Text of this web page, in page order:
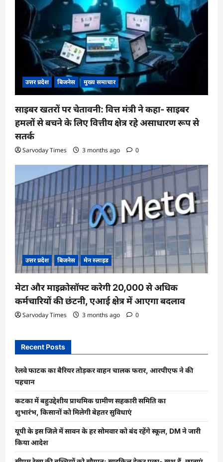
उत्तर प्रदेश बिजनेस मुख्य समाचार
साइबर खतरों पर चेतावनी: वित्त मंत्री ने कहा- साइबर
हमलों से बचने के लिए वित्तीय क्षेत्र रहे असाधारण रूप से
सतर्क
Sarvoday Times 3 months ago 0
उत्तर प्रदेश बिजनेस मेन स्लाइड
मेटा और माइक्रोसॉफ्ट करेगी 20,000 से अधिक
कर्मचारियों की छंटनी, एआई क्षेत्र में आएगा बदलाव
Sarvoday Times 3 months ago 0
Recent Posts
रेलवे फाटक का बैरियर तोड़कर वाहन चालक फरार, आरपीएफ ने की
पहचान
कटका में बहुउद्देशीय प्राथमिक ग्रामीण सहकारी समिति का
शुभारंभ, किसानों को मिलेगी बेहतर सुविधाएं
यूपी के इस जिले में सावन के हर सोमवार को बंद रहेंगे स्कूल, DM ने जारी
किया आदेश